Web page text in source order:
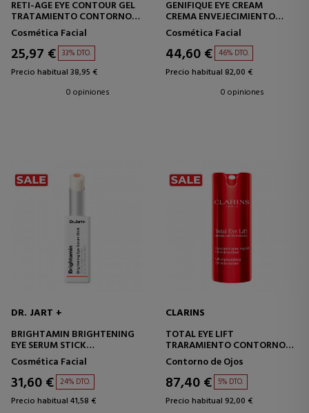
RETI-AGE EYE CONTOUR GEL
TRATAMIENTO CONTORNO
OJOS
Cosmética Facial
25,97 € 33% DTO.
Precio habitual 38,95 €
0 opiniones
GENIFIQUE EYE CREAM
CREMA ENVEJECIMIENTO
CONTORNO DE OJOS
Cosmética Facial
44,60 € 46% DTO.
Precio habitual 82,00 €
0 opiniones
DR. JART +
BRIGHTAMIN BRIGHTENING
EYE SERUM STICK
TRATAMIENTO ANTI OJERAS Y
BOLSAS DE OJOS
Cosmética Facial
31,60 € 24% DTO.
Precio habitual 41,58 €
CLARINS
TOTAL EYE LIFT
TRARAMIENTO CONTORNO
DE OJOS
Contorno de Ojos
87,40 € 5% DTO.
Precio habitual 92,00 €